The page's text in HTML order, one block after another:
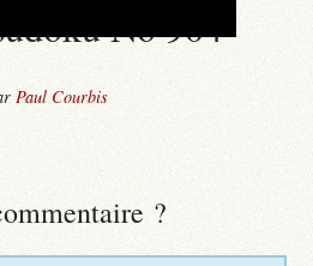
No 904
Paul Courbis
?